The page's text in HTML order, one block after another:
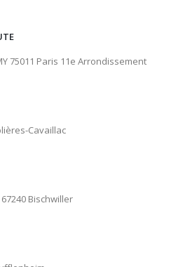
75011 Paris 11e Arrondissement
Cavaillac
67240 Bischwiller